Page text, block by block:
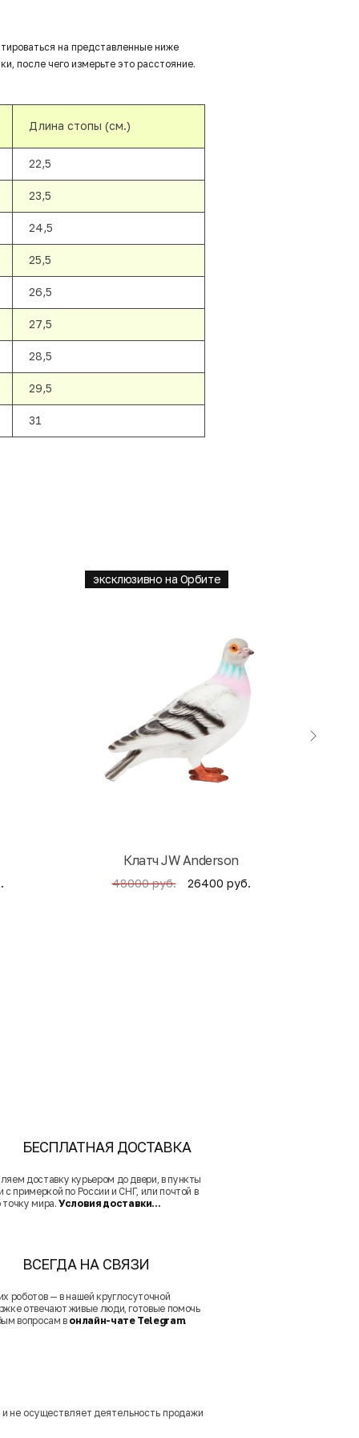
на представленные ниже
после чего измерьте это расстояние.
Длина стопы (см.)
22,5
23,5
24,5
25,5
26,5
27,5
28,5
29,5
31
эксклюзивно на Орбите
Клатч JW Anderson
48000 руб. 26400 руб.
БЕСПЛАТНАЯ ДОСТАВКА
доставку курьером до двери, в пункты
с примеркой по России и СНГ, или почтой в
мира.Условия доставки...
ВСЕГДА НА СВЯЗИ
роботов — в нашей круглосуточной
отвечают живые люди, готовые помочь
вопросам в онлайн-чате Telegram.
не осуществляет деятельность продажи